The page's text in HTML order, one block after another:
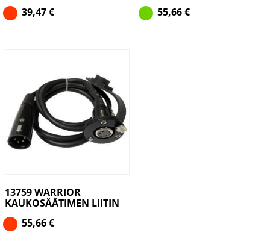
39,47€
55,66€
13759 WARRIOR
KAUKOSÄÄTIMEN LIITIN
55,66€